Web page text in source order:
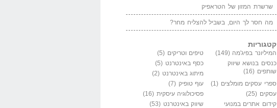
שרשרת המזון של הטראפיק
מה חסר לך היום, בשביל להצליח מחר?
קטגוריות
המיליונר בפיג'מה (149) טיפים וטריקים (5)
כנסים בנושא שיווק
שותפים (16)
כסף באינטרנט (5)
מיתוג באינטרנט (2)
ספרי עסקים מומלצים (1) עוף טופיק (7)
עסקים (25) פסיכולוגיה עיסקית (16)
קידום אתרים במנועי
שיווק באינטרנט (53)